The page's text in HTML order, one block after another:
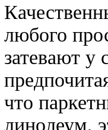
любого
затевают у
что
линолеум,